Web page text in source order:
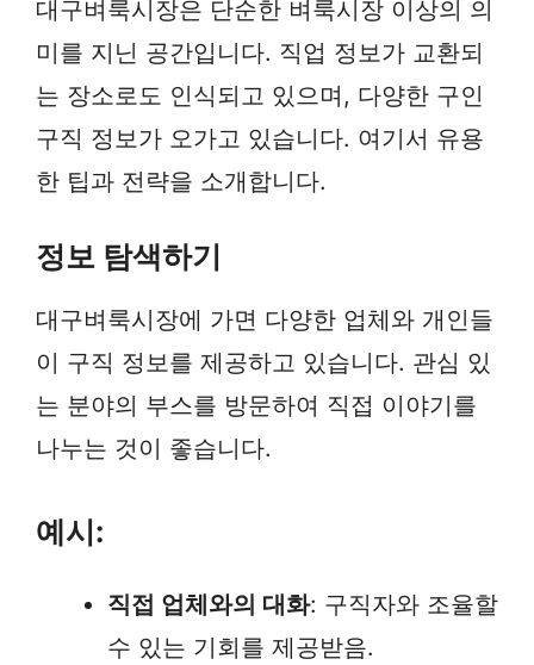
대구벼룩시장은 단순한 벼룩시장 이상의 의
미를 지닌 공간입니다. 직업 정보가 교환되
는 장소로도 인식되고 있으며, 다양한 구인
구직 정보가 오가고 있습니다. 여기서 유용
한 팁과 전략을 소개합니다.
정보 탐색하기
대구벼룩시장에 가면 다양한 업체와 개인들
이 구직 정보를 제공하고 있습니다. 관심 있
는 분야의 부스를 방문하여 직접 이야기를
나누는 것이 좋습니다.
예시:
직접 업체와의 대화: 구직자와 조율할
수 있는 기회를 제공받음.